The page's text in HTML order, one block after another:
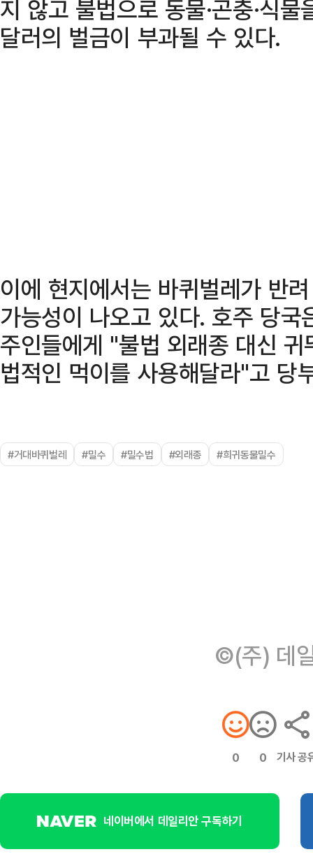
지 않고 불법으로 동물·곤충·식
달러의 벌금이 부과될 수 있다.
이에 현지에서는 바퀴벌레가 반
가능성이 나오고 있다. 호주 당
주인들에게 "불법 외래종 대신
법적인 먹이를 사용해달라"고 당
#거대바퀴벌레 #밀수 #밀수법 #외래종 #희귀동물밀수
©(주) 데
0 0 기사 공
네이버에서 데일리안 구독하기